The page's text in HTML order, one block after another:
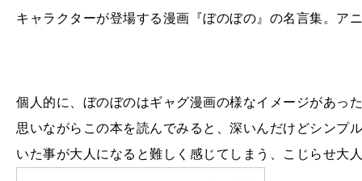
キャラクターが登場する漫画『ぼのぼの』の名言集。ア
個人的に、ぼのぼのはギャグ漫画の様なイメージがあっ
思いながらこの本を読んでみると、深いんだけどシンプ
いた事が大人になると難しく感じてしまう、こじらせ大